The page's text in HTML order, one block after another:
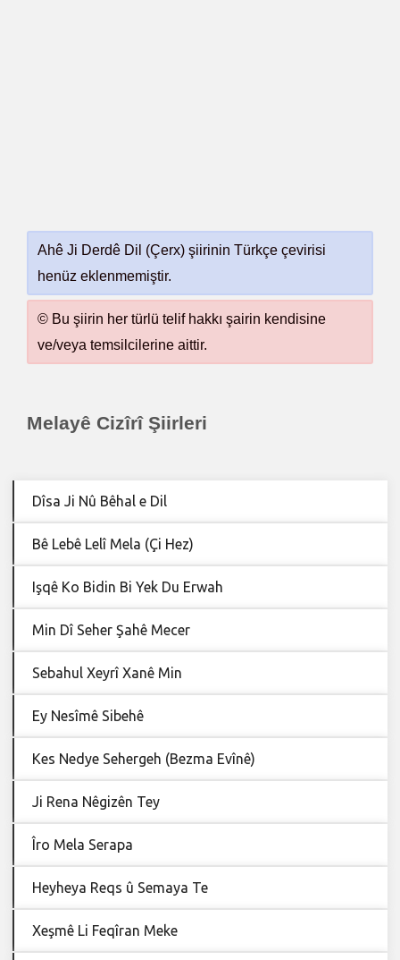
Ahê Ji Derdê Dil (Çerx) şiirinin Türkçe çevirisi
henüz eklenmemiştir.
© Bu şiirin her türlü telif hakkı şairin kendisine
ve/veya temsilcilerine aittir.
Melayê Cizîrî Şiirleri
Dîsa Ji Nû Bêhal e Dil
Bê Lebê Lelî Mela (Çi Hez)
Işqê Ko Bidin Bi Yek Du Erwah
Min Dî Seher Şahê Mecer
Sebahul Xeyrî Xanê Min
Ey Nesîmê Sibehê
Kes Nedye Sehergeh (Bezma Evînê)
Ji Rena Nêgizên Tey
Îro Mela Serapa
Heyheya Reqs û Semaya Te
Xeşmê Li Feqîran Meke